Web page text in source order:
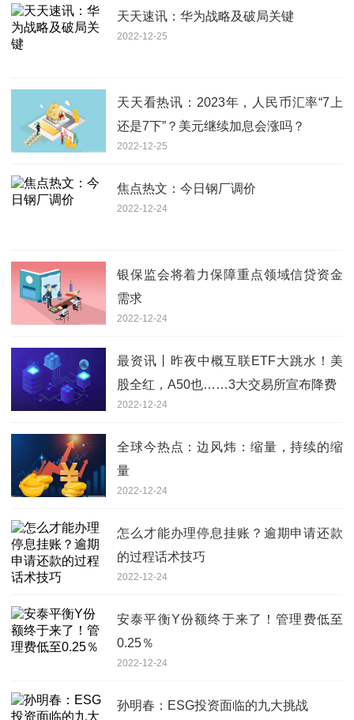
天天速讯：华为战略及破局关键
2022-12-25
天天看热讯：2023年，人民币汇率“7上
还是7下”？美元继续加息会涨吗？
2022-12-25
焦点热文：今日钢厂调价
2022-12-24
银保监会将着力保障重点领域信贷资金
需求
2022-12-24
最资讯丨昨夜中概互联ETF大跳水！美
股全红，A50也……3大交易所宣布降费
2022-12-24
全球今热点：边风炜：缩量，持续的缩
量
2022-12-24
怎么才能办理停息挂账？逾期申请还款
的过程话术技巧
2022-12-24
安泰平衡Y份额终于来了！管理费低至
0.25％
2022-12-24
孙明春：ESG投资面临的九大挑战